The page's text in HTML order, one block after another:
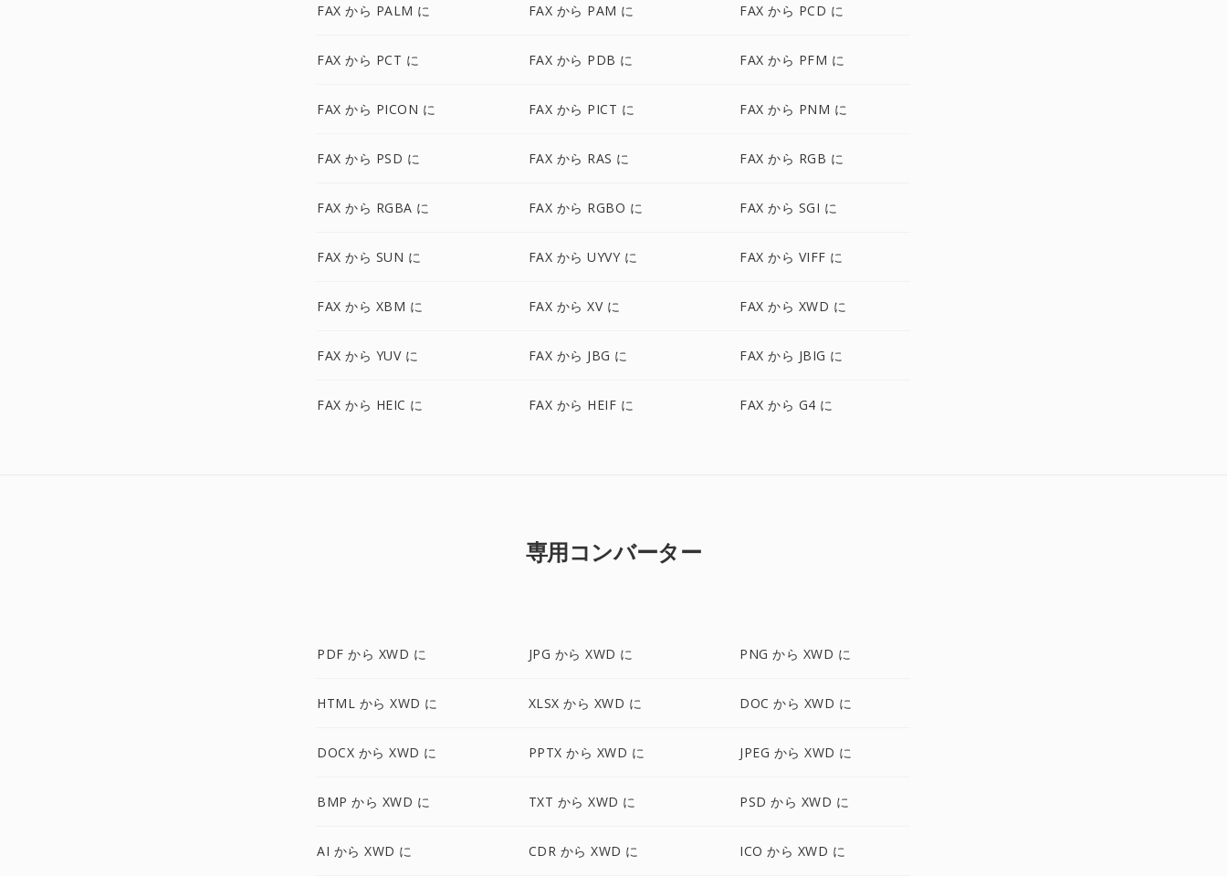
FAX から PALM に FAX から PAM に FAX から PCD に
FAX から PCT に FAX から PDB に FAX から PFM に
FAX から PICON に FAX から PICT に FAX から PNM に
FAX から PSD に FAX から RAS に FAX から RGB に
FAX から RGBA に FAX から RGBO に FAX から SGI に
FAX から SUN に FAX から UYVY に FAX から VIFF に
FAX から XBM に FAX から XV に FAX から XWD に
FAX から YUV に FAX から JBG に FAX から JBIG に
FAX から HEIC に FAX から HEIF に FAX から G4 に
専用コンバーター
PDF から XWD に JPG から XWD に PNG から XWD に
HTML から XWD に XLSX から XWD に DOC から XWD に
DOCX から XWD に PPTX から XWD に JPEG から XWD に
BMP から XWD に TXT から XWD に PSD から XWD に
AI から XWD に CDR から XWD に ICO から XWD に